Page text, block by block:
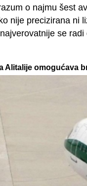
o najmu šest
nije precizirana ni
se radi
Alitalije omogućava